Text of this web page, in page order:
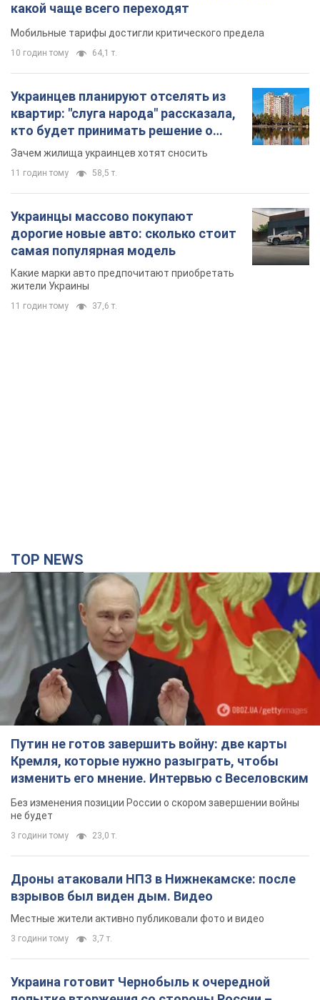
какой чаще всего переходят
Мобильные тарифы достигли критического предела
10 годин тому 64,1 т.
Украинцев планируют отселять из
квартир: "слуга народа" рассказала,
кто будет принимать решение о
сносе домов
Зачем жилища украинцев хотят сносить
11 годин тому 58,5 т.
Украинцы массово покупают
дорогие новые авто: сколько стоит
самая популярная модель
Какие марки авто предпочитают приобретать
жители Украины
11 годин тому 37,6 т.
TOP NEWS
Путин не готов завершить войну: две карты
Кремля, которые нужно разыграть, чтобы
изменить его мнение. Интервью с Веселовским
Без изменения позиции России о скором завершении войны
не будет
3 години тому 23,0 т.
Дроны атаковали НПЗ в Нижнекамске: после
взрывов был виден дым. Видео
Местные жители активно публиковали фото и видео
3 години тому 3,7 т.
Украина готовит Чернобыль к очередной